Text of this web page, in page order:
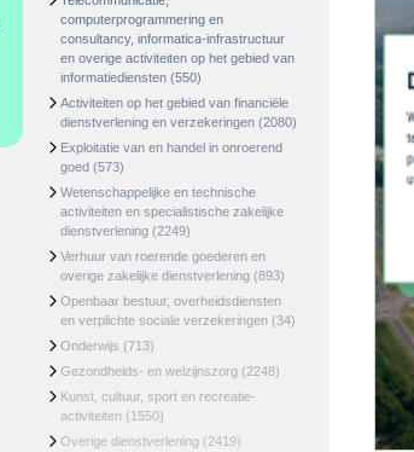
computerprogrammering en
consultancy, informatica-infrastructuur
en overige activiteiten op het gebied van
informatiediensten (550)
Activiteiten op het gebied van financiële
dienstverlening en verzekeringen (2080)
Exploitatie van en handel in onroerend
goed (573)
Wetenschappelijke en technische
activiteiten en specialistische zakelijke
dienstverlening (2249)
Verhuur van roerende goederen en
overige zakelijke dienstverlening (893)
Openbaar bestuur, overheidsdiensten
en verplichte sociale verzekeringen (34)
Onderwijs (713)
Gezondheids- en welzijnszorg (2248)
Kunst, cultuur, sport en recreatie-
activiteiten (1550)
Overige dienstverlening (2419)